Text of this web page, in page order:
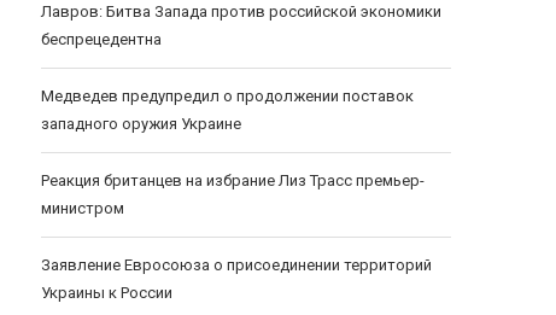
Лавров: Битва Запада против российской экономики
беспрецедентна
Медведев предупредил о продолжении поставок
западного оружия Украине
Реакция британцев на избрание Лиз Трасс премьер-
министром
Заявление Евросоюза о присоединении территорий
Украины к России